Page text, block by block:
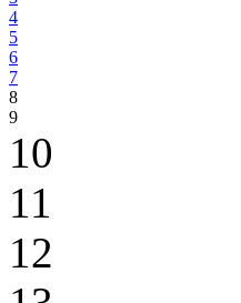
4
5
6
7
8
9
10
11
12